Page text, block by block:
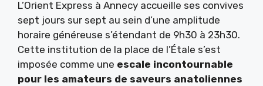
L’Orient Express à Annecy accueille ses convives
sept jours sur sept au sein d’une amplitude
horaire généreuse s’étendant de 9h30 à 23h30.
Cette institution de la place de l’Étale s’est
imposée comme une escale incontournable
pour les amateurs de saveurs anatoliennes